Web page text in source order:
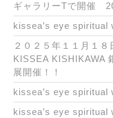
ギャラリーTで開催
kissea’s eye spiritual
２０２５年１１月１
KISSEA KISHIKAWA
展開催！！
kissea’s eye spiritual
kissea’s eye spiritual